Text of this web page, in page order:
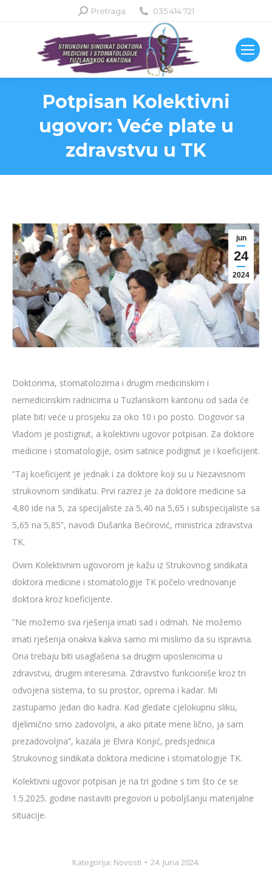
Search:
Pretraga 035 414 721
Potpisan Kolektivni
ugovor: Veće plate u
zdravstvu u TK
jun
24
2024
Doktorima, stomatolozima i drugim medicinskim i
nemedicinskim radnicima u Tuzlanskom kantonu od sada će
plate biti veće u prosjeku za oko 10 i po posto. Dogovor sa
Vladom je postignut, a kolektivni ugovor potpisan. Za doktore
medicine i stomatologije, osim satnice podignut je i koeficijent.
”Taj koeficijent je jednak i za doktore koji su u Nezavisnom
strukovnom sindikatu. Prvi razrez je za doktore medicine sa
4,80 ide na 5, za specijaliste za 5,40 na 5,65 i subspecijaliste sa
5,65 na 5,85”, navodi Dušanka Bećirović, ministrica zdravstva
TK.
Ovim Kolektivnim ugovorom je kažu iz Strukovnog sindikata
doktora medicine i stomatologije TK počelo vrednovanje
doktora kroz koeficijente.
”Ne možemo sva rješenja imati sad i odmah. Ne možemo
imati rješenja onakva kakva samo mi mislimo da su ispravna.
Ona trebaju biti usaglašena sa drugim uposlenicima u
zdravstvu, drugim interesima. Zdravstvo funkcioniše kroz tri
odvojena sistema, to su prostor, oprema i kadar. Mi
zastupamo jedan dio kadra. Kad gledate cjelokupnu sliku,
djelimično smo zadovoljni, a ako pitate mene lično, ja sam
prezadovoljna”, kazala je Elvira Konjić, predsjednica
Strukovnog sindikata doktora medicine i stomatologije TK.
Kolektivni ugovor potpisan je na tri godine s tim što će se
1.5.2025. godine nastaviti pregovori u poboljšanju materijalne
situacije.
Kategorija: Novosti 24. Juna 2024.